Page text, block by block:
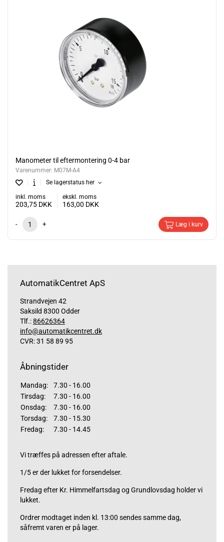
Manometer til eftermontering 0-4 bar
Varenummer: M07M-A4
Se lagerstatus her
inkl. moms
203,75 DKK
ekskl. moms
163,00 DKK
- + Læg i kurv
AutomatikCentret ApS
Strandvejen 42
Saksild 8300 Odder
Tlf.:86626364
info@automatikcentret.dk
CVR: 31 58 89 95
Åbningstider
Mandag:
7.30 - 16.00
Tirsdag:
7.30 - 16.00
Onsdag:
7.30 - 16.00
Torsdag:
7.30 - 15.30
Fredag:
7.30 - 14.45
Vi træffes på adressen efter aftale.
1/5 er der lukket for forsendelser.
Fredag efter Kr. Himmelfartsdag og Grundlovsdag holder vi
lukket.
Ordrer modtaget inden kl. 13:00 sendes samme dag,
såfremt varen er på lager.